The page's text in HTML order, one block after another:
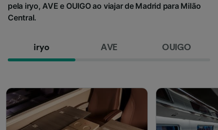
pela iryo, AVE e OUIGO ao viajar de Madrid para Milão
Central.
iryo AVE OUIGO